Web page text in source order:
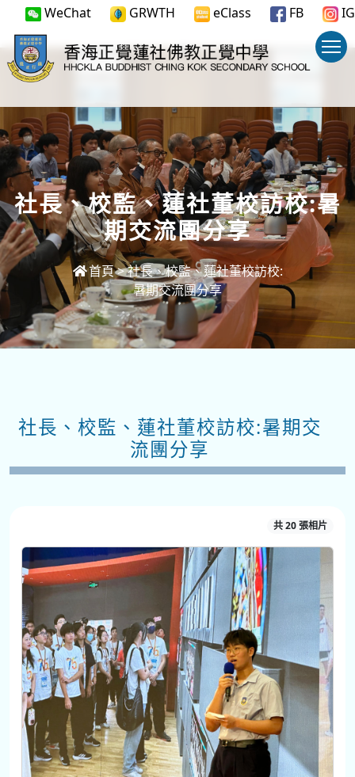
WeChat GRWTH eClass FB IG
社長、校監、蓮社董校訪校:暑
期交流團分享
首頁>社長、校監、蓮社董校訪校:
暑期交流團分享
社長、校監、蓮社董校訪校:暑期交
流團分享
共 20 張相片